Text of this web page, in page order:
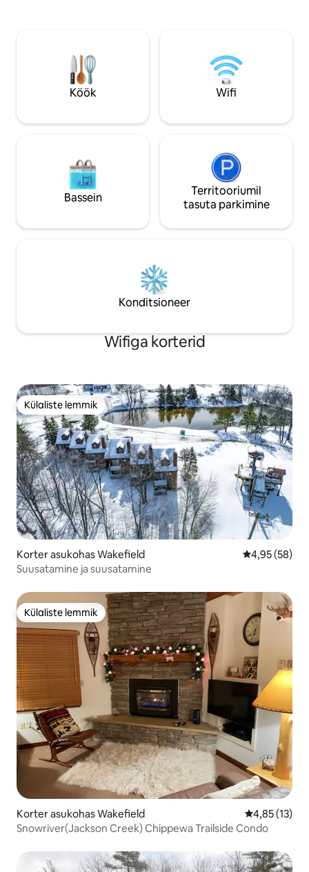
ütlevad pidevalt, et see on parim Airbnb
majutuskoht, kus nad on peatunud – tule
ja vaata, miks!
peatumisega
hommikusöök!
Köök Wifi
Bassein
Territooriumil
tasuta parkimine
Konditsioneer
Wifiga korterid
Külaliste lemmik
Külaliste lemmik
Korter asukohas Wakefield Keskmine
4,95 (58)
Suusatamine ja suusatamine
Külaliste lemmik
Külaliste lemmik
Korter asukohas Wakefield Keskmine
4,85 (13)
Snowriver(Jackson Creek) Chippewa Trailside Condo